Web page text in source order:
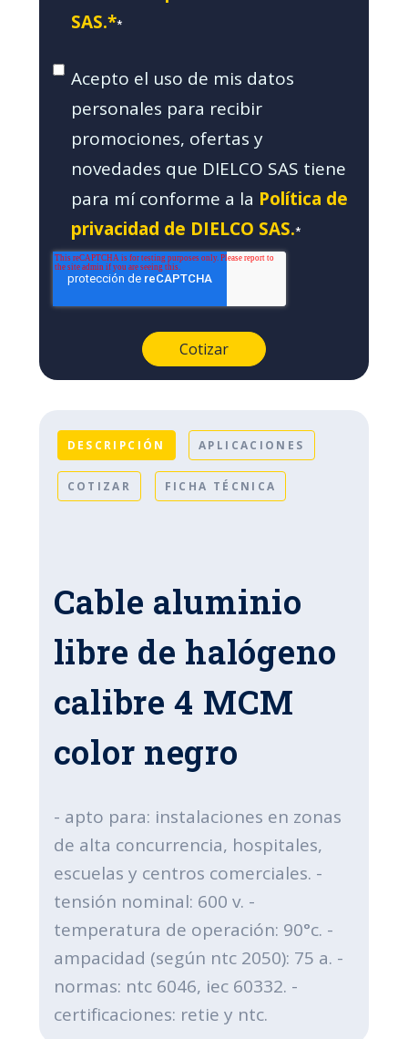
SAS.**
Acepto el uso de mis datos
personales para recibir
promociones, ofertas y
novedades que DIELCO SAS tiene
para mí conforme a la Política de
privacidad de DIELCO SAS.*
DESCRIPCIÓN APLICACIONES
COTIZAR FICHA TÉCNICA
Cable aluminio
libre de halógeno
calibre 4 MCM
color negro
- apto para: instalaciones en zonas
de alta concurrencia, hospitales,
escuelas y centros comerciales. -
tensión nominal: 600 v. -
temperatura de operación: 90°c. -
ampacidad (según ntc 2050): 75 a. -
normas: ntc 6046, iec 60332. -
certificaciones: retie y ntc.